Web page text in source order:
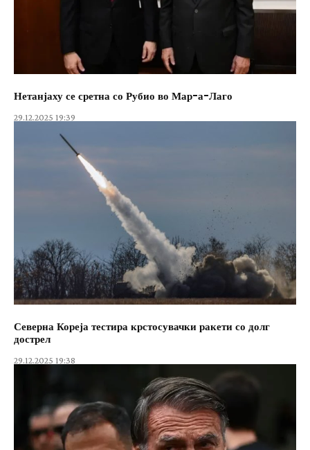
Нетанјаху се сретна со Рубио во Мар-а-Лаго
29.12.2025 19:39
Северна Кореја тестира крстосувачки ракети со долг
дострел
29.12.2025 19:38